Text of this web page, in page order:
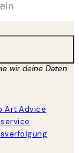
wir deine Daten
Art Advice